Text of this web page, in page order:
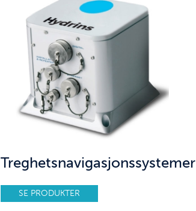
Treghetsnavigasjonssystemer
SE PRODUKTER